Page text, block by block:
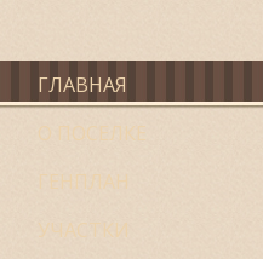
ГЛАВНАЯ
О ПОСЕЛКЕ
ГЕНПЛАН
УЧАСТКИ